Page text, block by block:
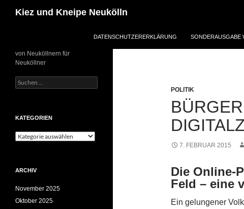
Inhalt
Kiez und Kneipe Neukölln
DATENSCHUTZERERKLÄRUNG SONDERAUSGABE
POLITIK
7. FEBRUAR 2015
Die Online-
Feld – eine
Ein gelungener
von Neuköllnern für
Neuköllner
Suchen
nach:
KATEGORIEN
Kategorien
ARCHIV
November 2025
Oktober 2025